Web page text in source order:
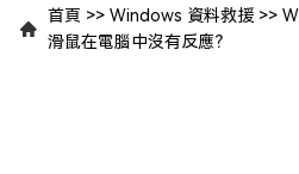
首頁 >> Windows 資料救援 >>
滑鼠在電腦中沒有反應？